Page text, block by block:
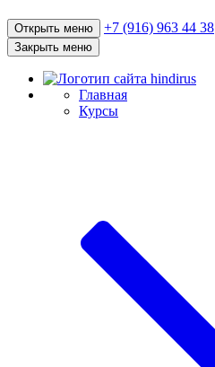
Открыть меню +7 (916) 963 44 38
Закрыть меню
Главная
Курсы